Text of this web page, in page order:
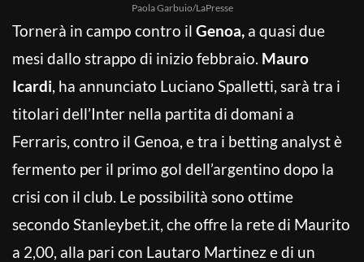
Paola Garbuio/LaPresse
Tornerà in campo contro il Genoa, a quasi due
mesi dallo strappo di inizio febbraio. Mauro
Icardi, ha annunciato Luciano Spalletti, sarà tra i
titolari dell’Inter nella partita di domani a
Ferraris, contro il Genoa, e tra i betting analyst è
fermento per il primo gol dell’argentino dopo la
crisi con il club. Le possibilità sono ottime
secondo Stanleybet.it, che offre la rete di Maurito
a 2,00, alla pari con Lautaro Martinez e di un